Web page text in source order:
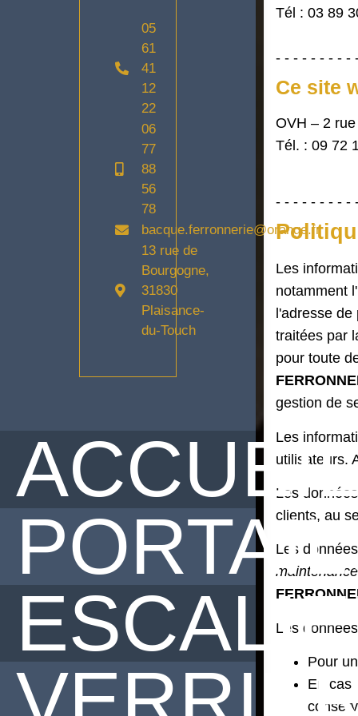
05
61
41
12
22
06
77
88
56
78
bacque.ferronnerie@orange.fr
13 rue de
Bourgogne,
31830
Plaisance-
du-Touch
Tél : 03 89
- - - - - - - - -
Ce site
OVH – 2
Tél. : 09 72
- - - - - - - - -
Les
notamment
l'adresse
traitées par
pour toute
gestion de
Les
utilisateurs.
Les
clients, au
Les
Les
Pour
En cas